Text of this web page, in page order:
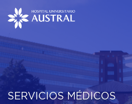
SERVICIOS MÉDICOS